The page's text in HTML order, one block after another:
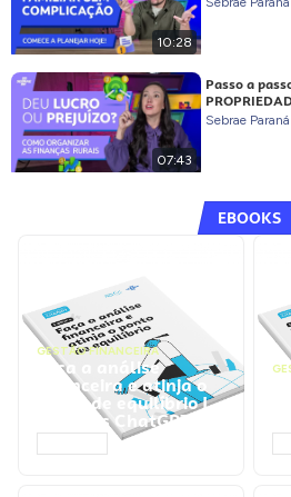
10:28
07:43
Passo a
Sebrae Paraná
EBOOKS
GESTÃO FINANCEIRA
Faça a análise
financeira e atinja o
ponto de equilíbrio |
Prompts ChatGPT